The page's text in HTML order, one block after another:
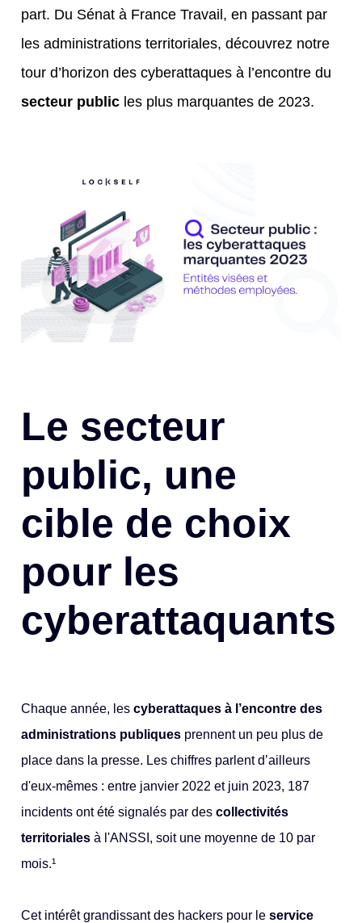
part. Du Sénat à France Travail, en passant par
les administrations territoriales, découvrez notre
tour d’horizon des cyberattaques à l’encontre du
secteur public les plus marquantes de 2023.
Le secteur
public, une
cible de choix
pour les
cyberattaquants
Chaque année, lescyberattaques à l’encontre des
administrations publiques prennent un peu plus de
place dans la presse. Les chiffres parlent d’ailleurs
d'eux-mêmes : entre janvier 2022 et juin 2023, 187
incidents ont été signalés par descollectivités
territorialesà l'ANSSI, soit une moyenne de 10 par
mois.¹
Cet intérêt grandissant des hackers pour leservice